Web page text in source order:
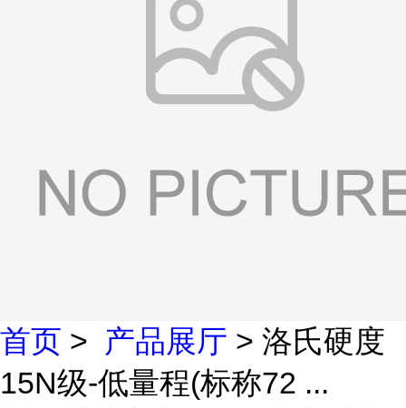
首页 > 产品展厅 > 洛氏硬度
15N级-低量程(标称72 ...